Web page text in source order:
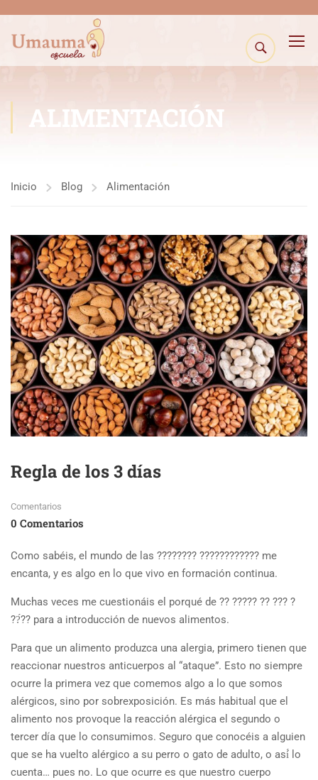
ALIMENTACIÓN
Inicio Blog Alimentación
Regla de los 3 días
Comentarios
0 Comentarios
Como sabéis, el mundo de las ???????? ???????????? me
encanta, y es algo en lo que vivo en formación continua.
Muchas veces me cuestionáis el porqué de ?? ????? ?? ??? ?
??́?? para a introducción de nuevos alimentos.
Para que un alimento produzca una alergia, primero tienen que
reaccionar nuestros anticuerpos al “ataque”. Esto no siempre
ocurre la primera vez que comemos algo a lo que somos
alérgicos, sino por sobrexposición. Es más habitual que el
alimento nos provoque la reacción alérgica el segundo o
tercer día que lo consumimos. Seguro que conocéis a alguien
que se ha vuelto alérgico a su perro o gato de adulto, o así́ lo
cuenta… pues no. Lo que ocurre es que nuestro cuerpo